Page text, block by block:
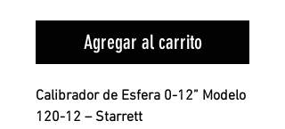
Agregar al carrito
Calibrador de Esfera 0-12” Modelo
120-12 – Starrett